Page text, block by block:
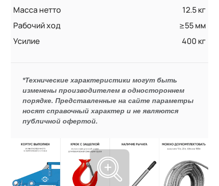
Масса нетто
12.5 кг
Рабочий ход
≥55 мм
Усилие
400 кг
*Технические характеристики могут быть
изменены производителем в одностороннем
порядке. Представленные на сайте параметры
носят справочный характер и не являются
публичной офертой.